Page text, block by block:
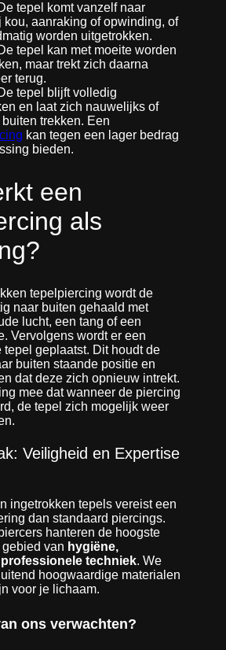
tepel komt vanzelf naar
kou, aanraking of opwinding, of
worden uitgetrokken.
tepel kan met moeite worden
maar trekt zich daarna
terug.
tepel blijft volledig
en laat zich nauwelijks of
trekken. Een
kan tegen een lager bedrag
bieden.
een
als
tepelpiercing wordt de
naar buiten gehaald met
lucht, een tang of een
Vervolgens wordt er een
tepel geplaatst. Dit houdt de
buiten staande positie en
dat deze zich opnieuw intrekt.
mee dat wanneer de piercing
de tepel zich mogelijk weer
Veiligheid en Expertise
ingetrokken tepels vereist een
dan standaard piercings.
hanteren de hoogste
van hygiëne,
techniek. We
hoogwaardige materialen
voor je lichaam.
ons verwachten?